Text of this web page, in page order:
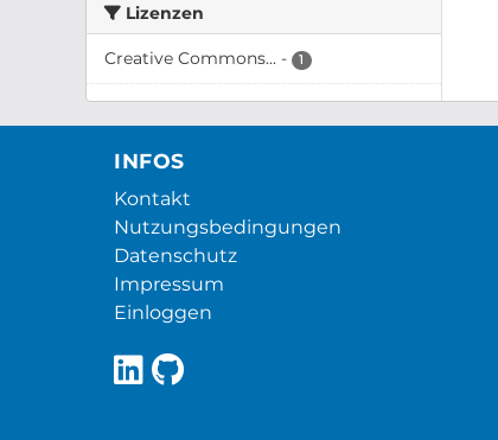
Lizenzen
Creative Commons... - 1
INFOS
Kontakt
Nutzungsbedingungen
Datenschutz
Impressum
Einloggen